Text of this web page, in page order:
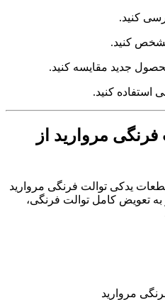
کنید.
جدید مقایسه کنید.
کنید.
مروارید از
یدکی توالت فرنگی مروارید
به تعویض کامل توالت فرنگی،
مروارید